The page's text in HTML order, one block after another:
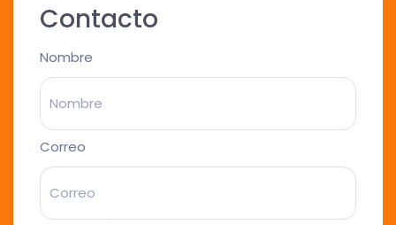
Contacto
Nombre
Correo